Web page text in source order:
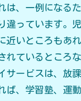
は、一例になる
違っています。
近いところもあ
れているところ
サービスは、放
ば、学習塾、運